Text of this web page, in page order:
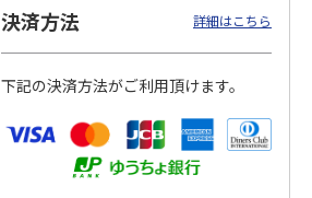
決済方法 詳細はこちら
下記の決済方法がご利用頂けます。